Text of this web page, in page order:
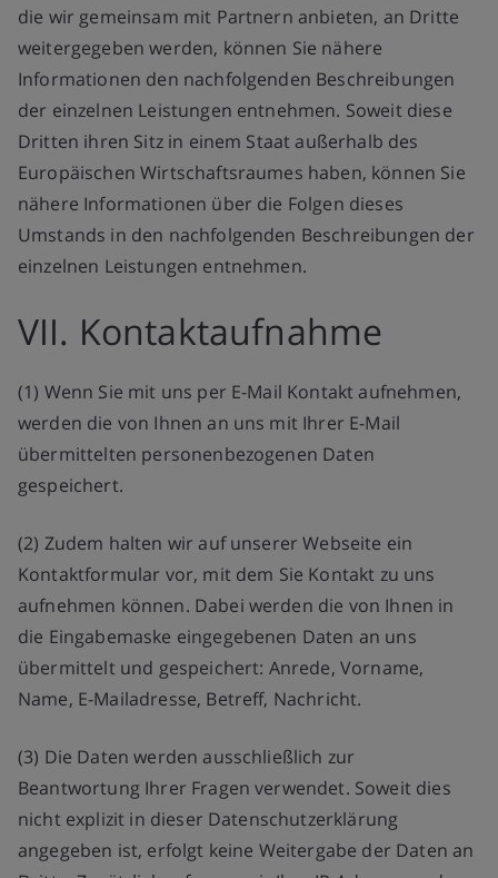
die wir gemeinsam mit Partnern anbieten, an Dritte
weitergegeben werden, können Sie nähere
Informationen den nachfolgenden Beschreibungen
der einzelnen Leistungen entnehmen. Soweit diese
Dritten ihren Sitz in einem Staat außerhalb des
Europäischen Wirtschaftsraumes haben, können Sie
nähere Informationen über die Folgen dieses
Umstands in den nachfolgenden Beschreibungen der
einzelnen Leistungen entnehmen.
VII. Kontaktaufnahme
(1) Wenn Sie mit uns per E-Mail Kontakt aufnehmen,
werden die von Ihnen an uns mit Ihrer E-Mail
übermittelten personenbezogenen Daten
gespeichert.
(2) Zudem halten wir auf unserer Webseite ein
Kontaktformular vor, mit dem Sie Kontakt zu uns
aufnehmen können. Dabei werden die von Ihnen in
die Eingabemaske eingegebenen Daten an uns
übermittelt und gespeichert: Anrede, Vorname,
Name, E-Mailadresse, Betreff, Nachricht.
(3) Die Daten werden ausschließlich zur
Beantwortung Ihrer Fragen verwendet. Soweit dies
nicht explizit in dieser Datenschutzerklärung
angegeben ist, erfolgt keine Weitergabe der Daten an